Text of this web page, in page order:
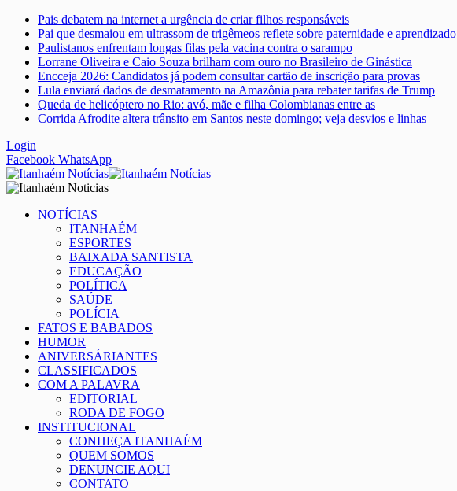
Pais debatem na internet a urgência de criar filhos responsáveis
Pai que desmaiou em ultrassom de trigêmeos reflete sobre paternidade e aprendizado
Paulistanos enfrentam longas filas pela vacina contra o sarampo
Lorrane Oliveira e Caio Souza brilham com ouro no Brasileiro de Ginástica
Encceja 2026: Candidatos já podem consultar cartão de inscrição para provas
Lula enviará dados de desmatamento na Amazônia para rebater tarifas de Trump
Queda de helicóptero no Rio: avó, mãe e filha Colombianas entre as
Corrida Afrodite altera trânsito em Santos neste domingo; veja desvios e linhas
Login
Facebook WhatsApp
NOTÍCIAS
ITANHAÉM
ESPORTES
BAIXADA SANTISTA
EDUCAÇÃO
POLÍTICA
SAÚDE
POLÍCIA
FATOS E BABADOS
HUMOR
ANIVERSÁRIANTES
CLASSIFICADOS
COM A PALAVRA
EDITORIAL
RODA DE FOGO
INSTITUCIONAL
CONHEÇA ITANHAÉM
QUEM SOMOS
DENUNCIE AQUI
CONTATO